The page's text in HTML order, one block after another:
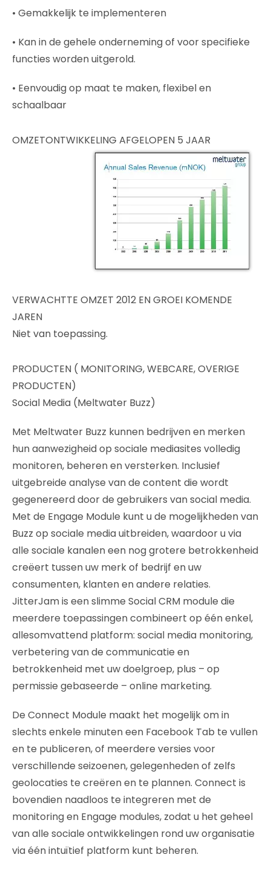
• Gemakkelijk te implementeren
• Kan in de gehele onderneming of voor specifieke
functies worden uitgerold.
• Eenvoudig op maat te maken, flexibel en
schaalbaar
OMZETONTWIKKELING AFGELOPEN 5 JAAR
VERWACHTTE OMZET 2012 EN GROEI KOMENDE
JAREN
Niet van toepassing.
PRODUCTEN ( MONITORING, WEBCARE, OVERIGE
PRODUCTEN)
Social Media (Meltwater Buzz)
Met Meltwater Buzz kunnen bedrijven en merken
hun aanwezigheid op sociale mediasites volledig
monitoren, beheren en versterken. Inclusief
uitgebreide analyse van de content die wordt
gegenereerd door de gebruikers van social media.
Met de Engage Module kunt u de mogelijkheden van
Buzz op sociale media uitbreiden, waardoor u via
alle sociale kanalen een nog grotere betrokkenheid
creëert tussen uw merk of bedrijf en uw
consumenten, klanten en andere relaties.
JitterJam is een slimme Social CRM module die
meerdere toepassingen combineert op één enkel,
allesomvattend platform: social media monitoring,
verbetering van de communicatie en
betrokkenheid met uw doelgroep, plus – op
permissie gebaseerde – online marketing.
De Connect Module maakt het mogelijk om in
slechts enkele minuten een Facebook Tab te vullen
en te publiceren, of meerdere versies voor
verschillende seizoenen, gelegenheden of zelfs
geolocaties te creëren en te plannen. Connect is
bovendien naadloos te integreren met de
monitoring en Engage modules, zodat u het geheel
van alle sociale ontwikkelingen rond uw organisatie
via één intuïtief platform kunt beheren.